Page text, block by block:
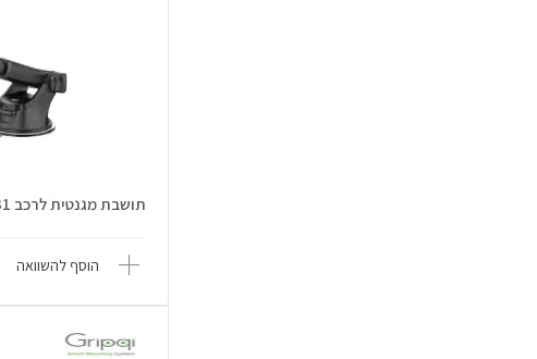
תושבת מגנטית לרכב MDM31
הוסף להשוואה